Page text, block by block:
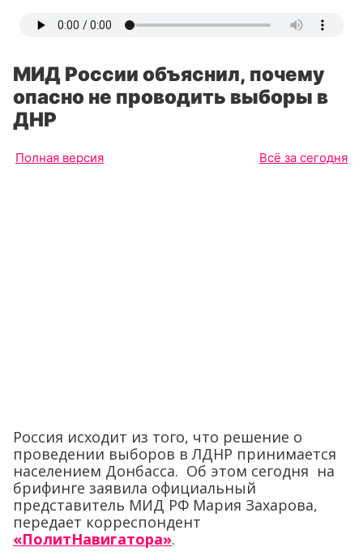
МИД России объяснил, почему
опасно не проводить выборы в
ДНР
Полная версия Всё за сегодня
Россия исходит из того, что решение о
проведении выборов в ЛДНР принимается
населением Донбасса. Об этом сегодня на
брифинге заявила официальный
представитель МИД РФ Мария Захарова,
передает корреспондент
«ПолитНавигатора».